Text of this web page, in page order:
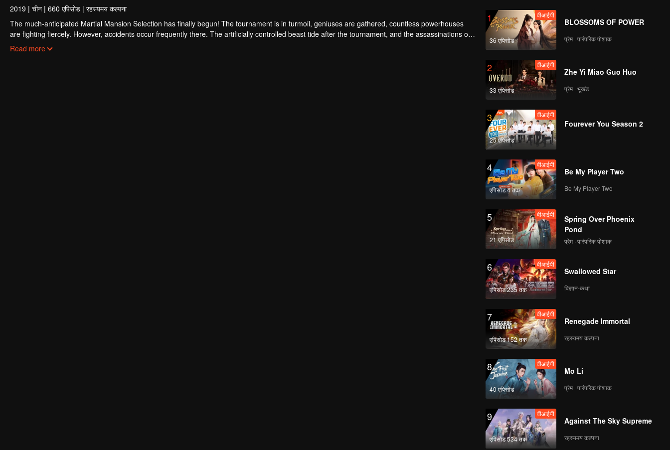
2019 | चीन | 660 एपिसोड | रहस्यमय कल्पना
The much-anticipated Martial Mansion Selection has finally begun! The tournament is in turmoil, geniuses are gathered, countless powerhouses
are fighting fiercely. However, accidents occur frequently there. The artificially controlled beast tide after the tournament, and the assassinations of
the strongest people that ensue, all reveal the mysterious and huge assassination sect, the Heavenly Evolution Sect. Let's see how Chu Xingyun is
Read more
1
36 एपिसोड
वीआईपी
BLOSSOMS OF POWER
प्रेम · पारंपरिक पोशाक
2
33 एपिसोड
वीआईपी
Zhe Yi Miao Guo Huo
प्रेम · भूखंड
3
25 एपिसोड
वीआईपी
Fourever You Season 2
4
एपिसोड 4 तक
वीआईपी
Be My Player Two
Be My Player Two
5
21 एपिसोड
वीआईपी
Spring Over Phoenix
Pond
प्रेम · पारंपरिक पोशाक
6
एपिसोड 235 तक
वीआईपी
Swallowed Star
विज्ञान-कथा
7
एपिसोड 152 तक
वीआईपी
Renegade Immortal
रहस्यमय कल्पना
8
40 एपिसोड
वीआईपी
Mo Li
प्रेम · पारंपरिक पोशाक
9
एपिसोड 534 तक
वीआईपी
Against The Sky Supreme
रहस्यमय कल्पना